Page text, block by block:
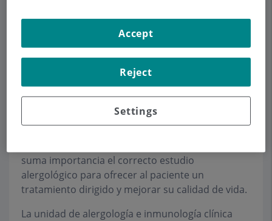
Alergia
suma importancia el correcto estudio
alergológico para ofrecer al paciente un
tratamiento dirigido y mejorar su calidad de vida.
La unidad de alergología e inmunología clínica
Settings
Reject
Accept